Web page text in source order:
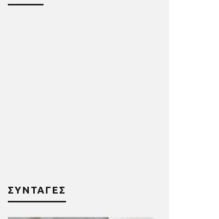
ΣΥΝΤΑΓΕΣ